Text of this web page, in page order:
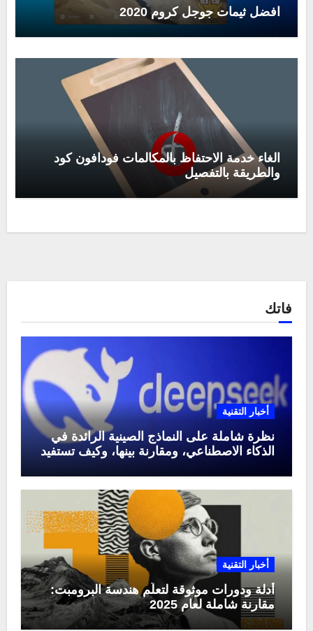
افضل ثيمات جوجل كروم 2020
الغاء خدمة الاحتفاظ بالمكالمات فودافون كود
والطريقة بالتفصيل
فاتك
أخبار التقنية
نظرة شاملة على النماذج الصينية الرائدة في
الذكاء الاصطناعي، ومقارنة بينها، وكيف تستفيد
أخبار التقنية
أدلة ودورات موثوقة لتعلّم هندسة البرومبت:
مقارنة شاملة لعام 2025